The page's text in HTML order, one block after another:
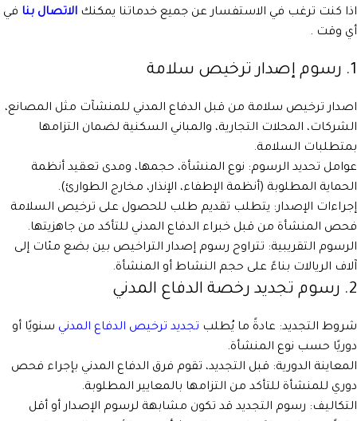
اذا كنت ترغب في الاستفسار عن جميع خدماتنا يمكنك الاتصال بنا في
أي وقت .
1. رسوم إصدار ترخيص سلامة
اصدار ترخيص سلامة من قبل الدفاع المدني للمنشآت مثل المصانع،
الشركات، المحلات التجارية، والمباني السكنية لضمان التزامها
بمتطلبات السلامة.
عوامل تحديد الرسوم: نوع المنشأة، حجمها، ومدى تعقيد أنظمة
الحماية المطلوبة (أنظمة الإطفاء، الإنذار، مخارج الطوارئ).
إجراءات الإصدار: يتطلب تقديم طلب للحصول على ترخيص السلامة
فحص المنشأة من قبل خبراء الدفاع المدني للتأكد من جاهزيتها.
الرسوم التقريبية: تتراوح رسوم إصدار التراخيص بين بضع مئات إلى
آلاف الريالات بناءً على حجم النشاط أو المنشأة.
2. رسوم تجديد رخصة الدفاع المدني
شروط التجديد: عادةً ما يُطلب تجديد ترخيص الدفاع المدني سنويًا أو
دوريًا حسب نوع المنشأة.
المعاينة الدورية: قبل التجديد، تقوم فرق الدفاع المدني بإجراء فحص
دوري للمنشأة للتأكد من التزامها بالمعايير المطلوبة.
التكاليف: رسوم التجديد قد تكون مشابهة لرسوم الإصدار أو أقل